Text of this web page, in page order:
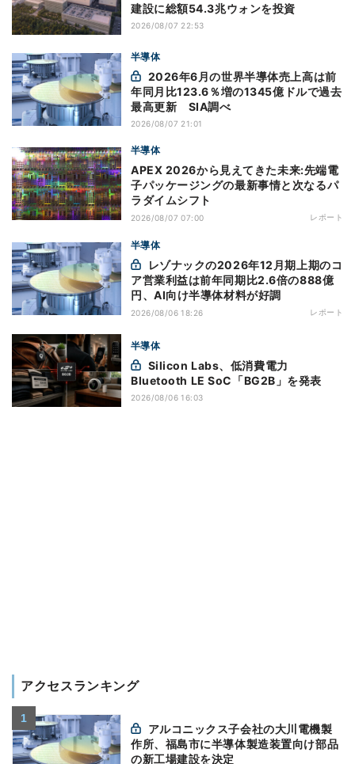
建設に総額54.3兆ウォンを投資
2026/08/07 22:53
半導体
年同月比123.6％増の1345億ドルで過去
最高更新 SIA調べ
2026/08/07 21:01
半導体
APEX 2026から見えてきた未来:先端電
子パッケージングの最新事情と次なるパ
ラダイムシフト
2026/08/07 07:00 レポート
半導体
ア営業利益は前年同期比2.6倍の888億
円、AI向け半導体材料が好調
2026/08/06 18:26 レポート
半導体
Bluetooth LE SoC「BG2B」を発表
2026/08/06 16:03
アクセスランキング
作所、福島市に半導体製造装置向け部品
の新工場建設を決定